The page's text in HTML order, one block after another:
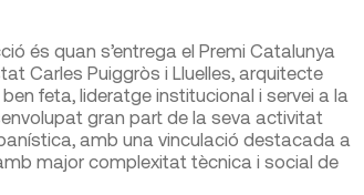
és quan s’entrega el Premi Catalunya
Carles Puiggròs i Lluelles, arquitecte
feta, lideratge institucional i servei a la
gran part de la seva activitat
amb una vinculació destacada a
major complexitat tècnica i social de